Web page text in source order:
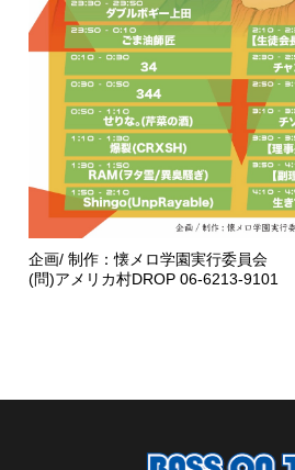
企画/ 制作：懐メロ学園実行委員会
(問)アメリカ村DROP 06-6213-9101